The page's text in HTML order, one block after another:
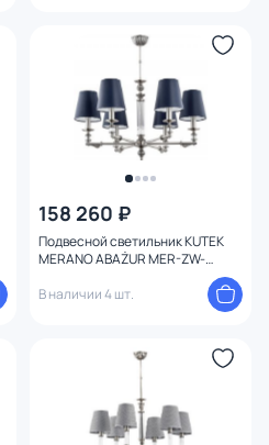
158 260 ₽
Подвесной светильник KUTEK
MERANO ABAŻUR MER-ZW-
В наличии 4 шт.